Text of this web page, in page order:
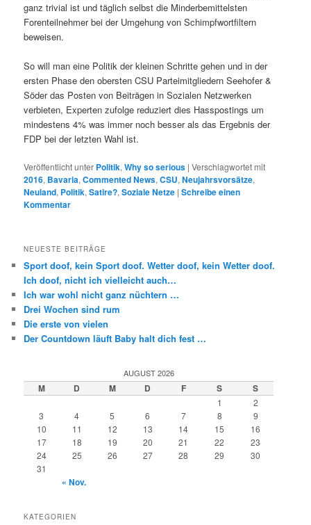
ganz trivial ist und täglich selbst die Minderbemittelsten
Forenteilnehmer bei der Umgehung von Schimpfwortfiltern
beweisen.
So will man eine Politik der kleinen Schritte gehen und in der
ersten Phase den obersten CSU Parteimitgliedern Seehofer &
Söder das Posten von Beiträgen in Sozialen Netzwerken
verbieten, Experten zufolge reduziert dies Hasspostings um
mindestens 4% was immer noch besser als das Ergebnis der
FDP bei der letzten Wahl ist.
Veröffentlicht unter Politik,Why so serious |Verschlagwortet mit
2016, Bavaria,Commented News,CSU,Neujahrsvorsätze,
Neuland, Politik,Satire?,Soziale Netze |Schreibe einen
Kommentar
NEUESTE BEITRÄGE
Sport doof, kein Sport doof. Wetter doof, kein Wetter doof.
Ich doof, nicht ich vielleicht auch…
Ich war wohl nicht ganz nüchtern …
Drei Wochen sind rum
Die erste von vielen
Der Countdown läuft Baby halt dich fest …
AUGUST 2026
M D M D F S S
1
2
3
4 5 6 7 8
9
10
11 12 13 14 15
16
17
18 19 20 21 22
23
24
25 26 27 28 29
30
31
« Nov.
KATEGORIEN